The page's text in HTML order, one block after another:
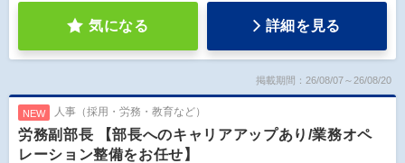
気になる 詳細を見る
掲載期間：26/08/07～26/08/20
NEW 人事（採用・労務・教育など）
労務副部長 【部長へのキャリアアップあり/業務オペ
レーション整備をお任せ】